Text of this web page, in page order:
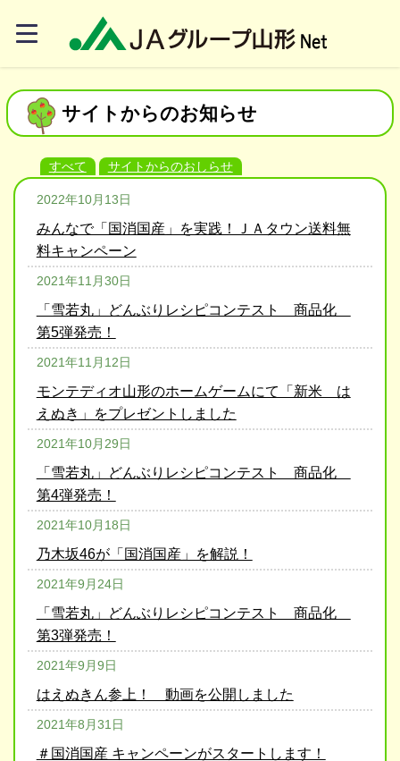
サイトからのお知らせ
すべて サイトからのおしらせ
2022年10月13日
みんなで「国消国産」を実践！ＪＡタウン送料無
料キャンペーン
2021年11月30日
「雪若丸」どんぶりレシピコンテスト 商品化
第5弾発売！
2021年11月12日
モンテディオ山形のホームゲームにて「新米 は
えぬき」をプレゼントしました
2021年10月29日
「雪若丸」どんぶりレシピコンテスト 商品化
第4弾発売！
2021年10月18日
乃木坂46が「国消国産」を解説！
2021年9月24日
「雪若丸」どんぶりレシピコンテスト 商品化
第3弾発売！
2021年9月9日
はえぬきん参上！ 動画を公開しました
2021年8月31日
＃国消国産 キャンペーンがスタートします！